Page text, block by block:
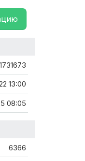
1731673
13:00
08:05
6366